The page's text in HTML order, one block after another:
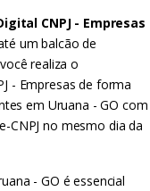
CNPJ - Empresas
um balcão de
realiza o
- Empresas de forma
em Uruana - GO com
CNPJ no mesmo dia da
- GO é essencial